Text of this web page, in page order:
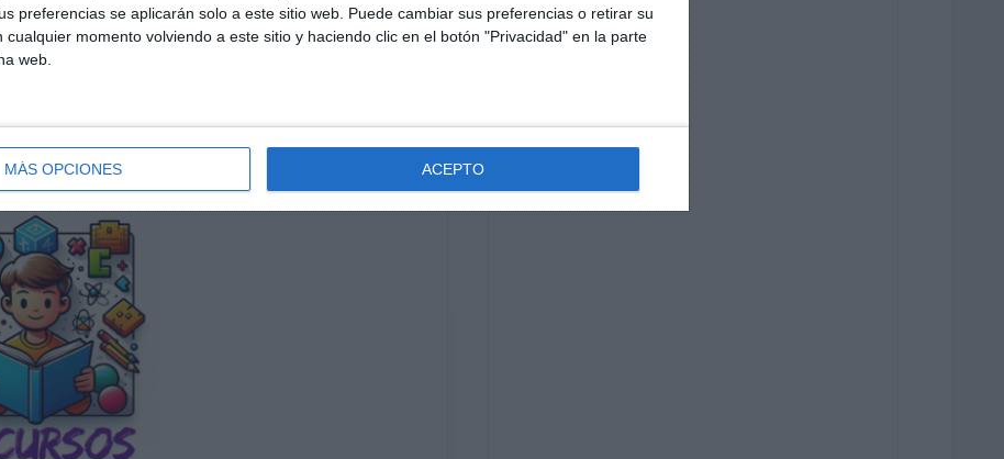
preferencias se aplicarán solo a este sitio web. Puede cambiar sus preferencias o retirar su
cualquier momento volviendo a este sitio y haciendo clic en el botón "Privacidad" en la parte
web.
MÁS OPCIONES ACEPTO
Únete a otros 551 suscriptores
EXCLUSIVO DE WHATSAPP